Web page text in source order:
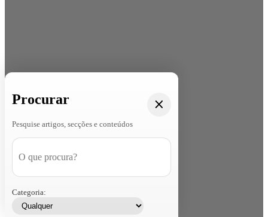
Procurar
Pesquise artigos, secções e conteúdos
Categoria: